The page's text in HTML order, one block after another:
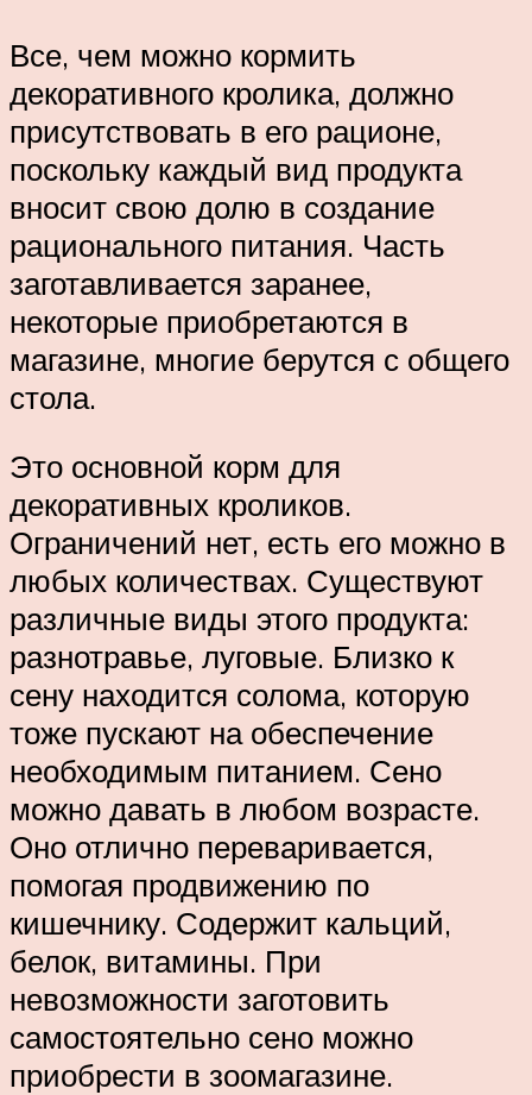
Все, чем можно кормить
декоративного кролика, должно
присутствовать в его рационе,
поскольку каждый вид продукта
вносит свою долю в создание
рационального питания. Часть
заготавливается заранее,
некоторые приобретаются в
магазине, многие берутся с общего
стола.
Это основной корм для
декоративных кроликов.
Ограничений нет, есть его можно в
любых количествах. Существуют
различные виды этого продукта:
разнотравье, луговые. Близко к
сену находится солома, которую
тоже пускают на обеспечение
необходимым питанием. Сено
можно давать в любом возрасте.
Оно отлично переваривается,
помогая продвижению по
кишечнику. Содержит кальций,
белок, витамины. При
невозможности заготовить
самостоятельно сено можно
приобрести в зоомагазине.